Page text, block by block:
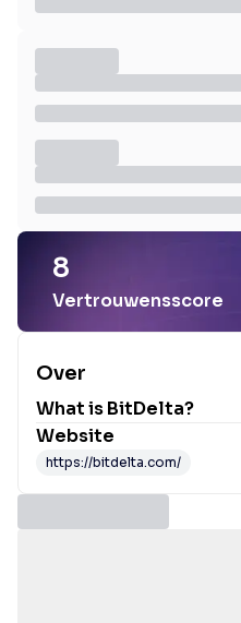
8
Vertrouwensscore
Over
What isBitDelta?
Website
https://bitdelta.com/